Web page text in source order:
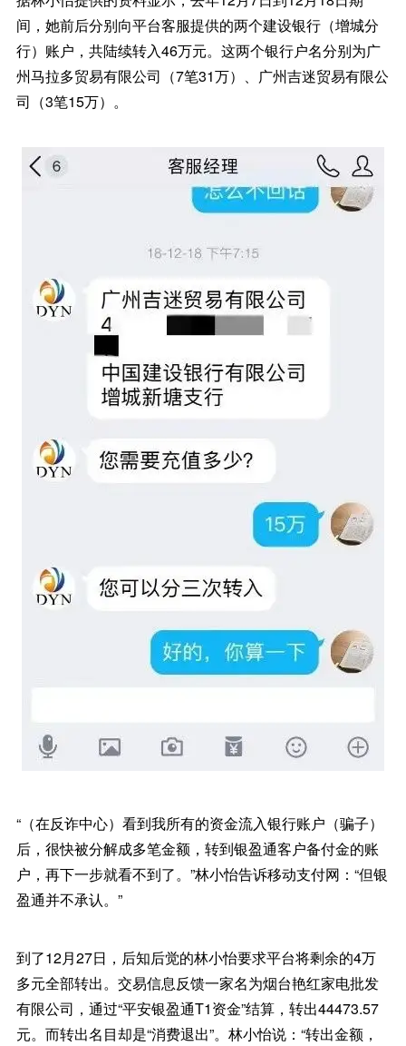
间，她前后分别向平台客服提供的两个建设银行（增城分
行）账户，共陆续转入46万元。这两个银行户名分别为广
州马拉多贸易有限公司（7笔31万）、广州吉迷贸易有限公
司（3笔15万）。
“（在反诈中心）看到我所有的资金流入银行账户（骗子）
后，很快被分解成多笔金额，转到银盈通客户备付金的账
户，再下一步就看不到了。”林小怡告诉移动支付网：“但银
盈通并不承认。”
到了12月27日，后知后觉的林小怡要求平台将剩余的4万
多元全部转出。交易信息反馈一家名为烟台艳红家电批发
有限公司，通过“平安银盈通T1资金”结算，转出44473.57
元。而转出名目却是“消费退出”。林小怡说：“转出金额，